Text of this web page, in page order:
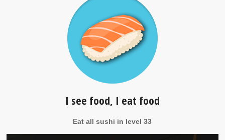
I see food, I eat food
Eat all sushi in level 33